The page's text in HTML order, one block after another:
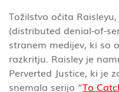
Tožilstvo očita
(distributed denial-of-
stranem medijev, ki so
razkritju. Raisley je
Perverted Justice, ki je
snemala serijo “To